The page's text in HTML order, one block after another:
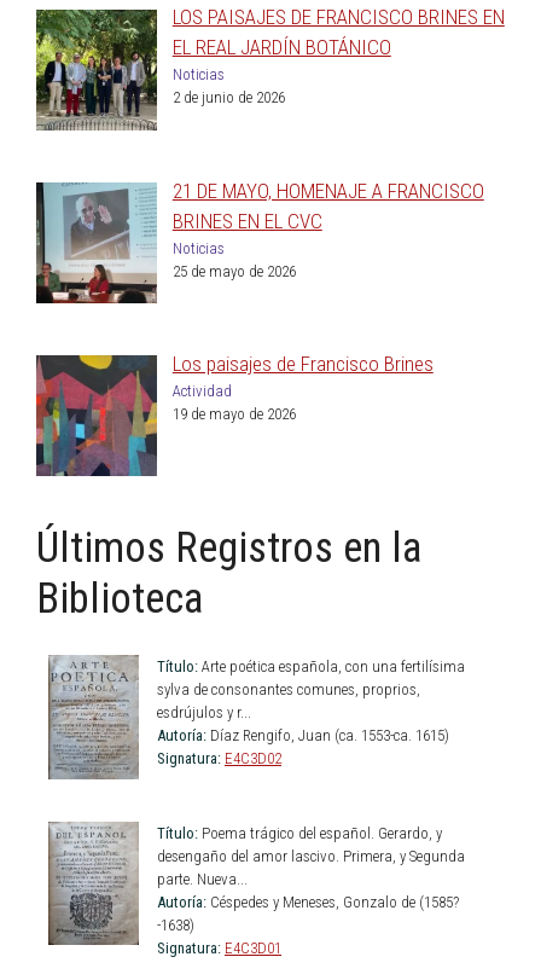
LOS PAISAJES DE FRANCISCO BRINES EN
EL REAL JARDÍN BOTÁNICO
Noticias
2 de junio de 2026
21 DE MAYO, HOMENAJE A FRANCISCO
BRINES EN EL CVC
Noticias
25 de mayo de 2026
Los paisajes de Francisco Brines
Actividad
19 de mayo de 2026
Últimos Registros en la
Biblioteca
Título: Arte poética española, con una fertilísima
sylva de consonantes comunes, proprios,
esdrújulos y r...
Autoría: Díaz Rengifo, Juan (ca. 1553-ca. 1615)
Signatura: E4C3D02
Título: Poema trágico del español. Gerardo, y
desengaño del amor lascivo. Primera, y Segunda
parte. Nueva...
Autoría: Céspedes y Meneses, Gonzalo de (1585?
-1638)
Signatura: E4C3D01